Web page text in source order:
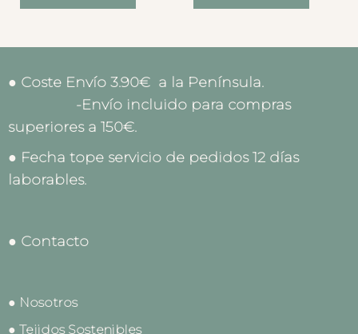
● Coste Envío 3.90€ a la Península.
-Envío incluido para compras
superiores a 150€.
● Fecha tope servicio de pedidos 12 días
laborables.
● Contacto
● Nosotros
● Tejidos Sostenibles